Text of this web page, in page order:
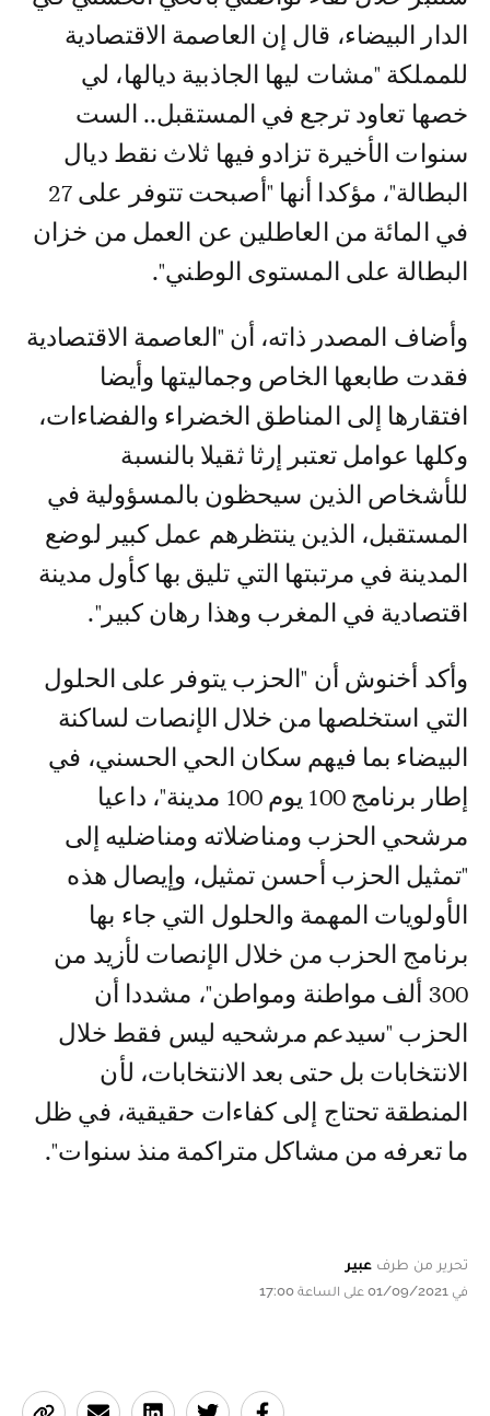
الدار البيضاء، قال إن العاصمة الاقتصادية
للمملكة "مشات ليها الجاذبية ديالها، لي
خصها تعاود ترجع في المستقبل.. الست
سنوات الأخيرة تزادو فيها ثلاث نقط ديال
البطالة"، مؤكدا أنها "أصبحت تتوفر على 27
في المائة من العاطلين عن العمل من خزان
البطالة على المستوى الوطني".
وأضاف المصدر ذاته، أن "العاصمة الاقتصادية
فقدت طابعها الخاص وجماليتها وأيضا
افتقارها إلى المناطق الخضراء والفضاءات،
وكلها عوامل تعتبر إرثا ثقيلا بالنسبة
للأشخاص الذين سيحظون بالمسؤولية في
المستقبل، الذين ينتظرهم عمل كبير لوضع
المدينة في مرتبتها التي تليق بها كأول مدينة
اقتصادية في المغرب وهذا رهان كبير".
وأكد أخنوش أن "الحزب يتوفر على الحلول
التي استخلصها من خلال الإنصات لساكنة
البيضاء بما فيهم سكان الحي الحسني، في
إطار برنامج 100 يوم 100 مدينة"، داعيا
مرشحي الحزب ومناضلاته ومناضليه إلى
"تمثيل الحزب أحسن تمثيل، وإيصال هذه
الأولويات المهمة والحلول التي جاء بها
برنامج الحزب من خلال الإنصات لأزيد من
300 ألف مواطنة ومواطن"، مشددا أن
الحزب "سيدعم مرشحيه ليس فقط خلال
الانتخابات بل حتى بعد الانتخابات، لأن
المنطقة تحتاج إلى كفاءات حقيقية، في ظل
ما تعرفه من مشاكل متراكمة منذ سنوات".
تحرير من طرف عبير
في 01/09/2021 على الساعة 17:00